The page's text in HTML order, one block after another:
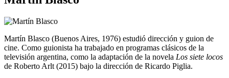
Martín Blasco (Buenos Aires, 1976) estudió dirección y guion de
cine. Como guionista ha trabajado en programas clásicos de la
televisión argentina, como la adaptación de la novela Los siete locos
de Roberto Arlt (2015) bajo la dirección de Ricardo Piglia.